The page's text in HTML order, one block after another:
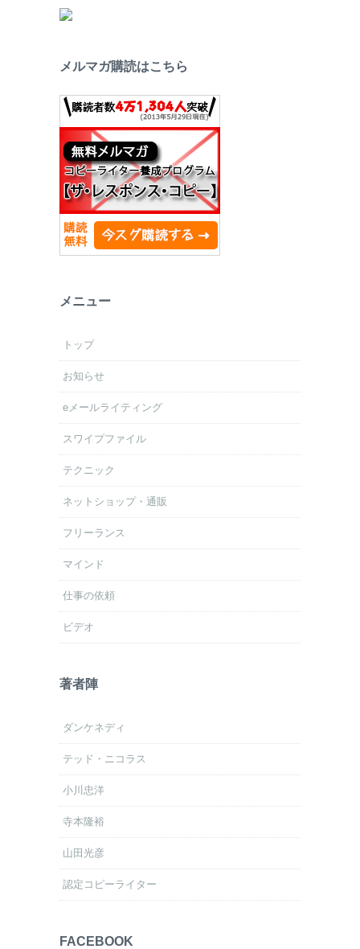
メルマガ購読はこちら
メニュー
トップ
お知らせ
eメールライティング
スワイプファイル
テクニック
ネットショップ・通販
フリーランス
マインド
仕事の依頼
ビデオ
著者陣
ダンケネディ
テッド・ニコラス
小川忠洋
寺本隆裕
山田光彦
認定コピーライター
FACEBOOK